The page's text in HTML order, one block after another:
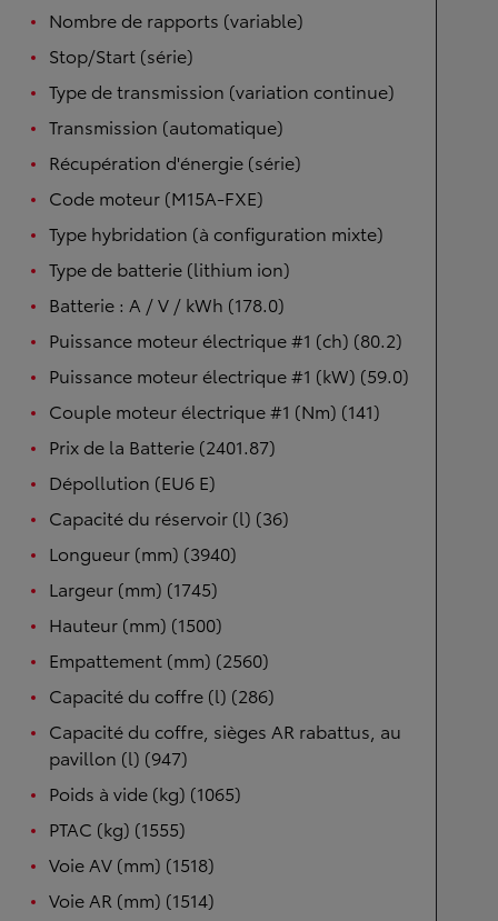
Nombre de rapports (variable)
Stop/Start (série)
Type de transmission (variation continue)
Transmission (automatique)
Récupération d'énergie (série)
Code moteur (M15A-FXE)
Type hybridation (à configuration mixte)
Type de batterie (lithium ion)
Batterie : A / V / kWh (178.0)
Puissance moteur électrique #1 (ch) (80.2)
Puissance moteur électrique #1 (kW) (59.0)
Couple moteur électrique #1 (Nm) (141)
Prix de la Batterie (2401.87)
Dépollution (EU6 E)
Capacité du réservoir (l) (36)
Longueur (mm) (3940)
Largeur (mm) (1745)
Hauteur (mm) (1500)
Empattement (mm) (2560)
Capacité du coffre (l) (286)
Capacité du coffre, sièges AR rabattus, au
pavillon (l) (947)
Poids à vide (kg) (1065)
PTAC (kg) (1555)
Voie AV (mm) (1518)
Voie AR (mm) (1514)